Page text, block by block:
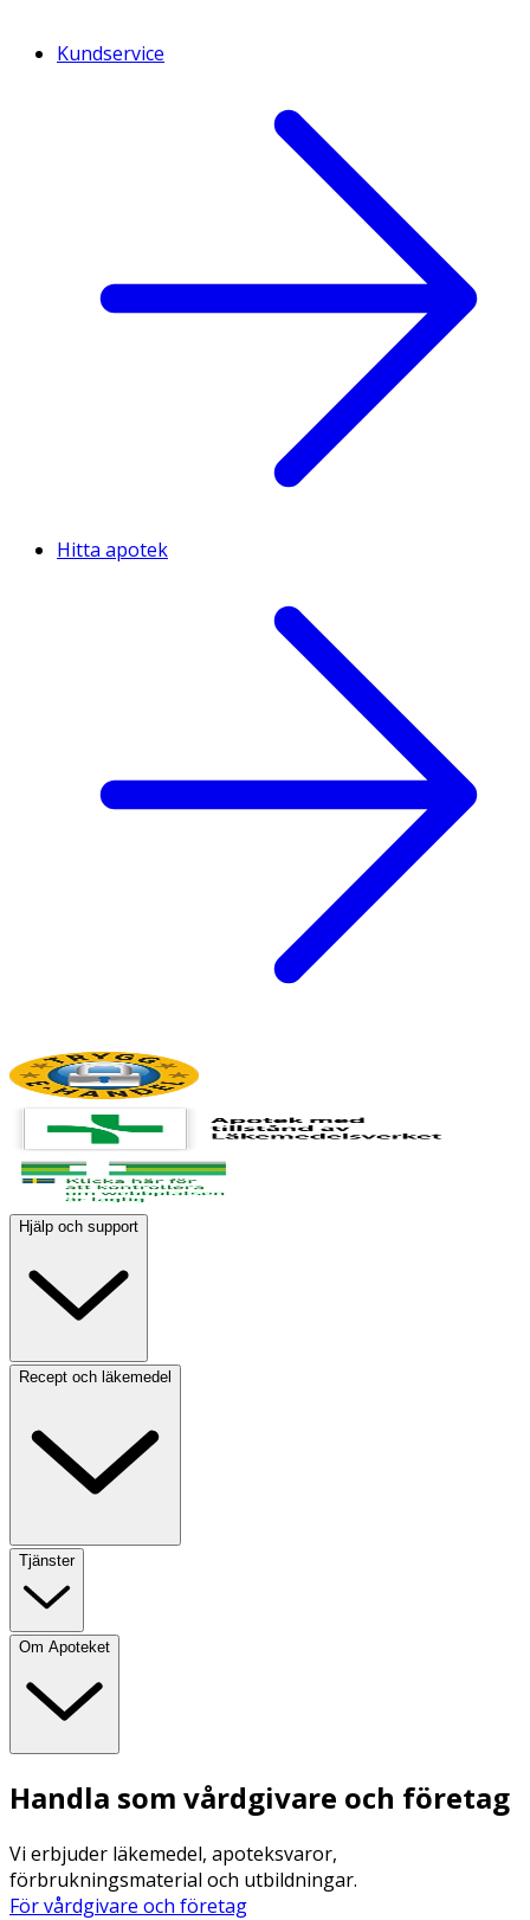
Kundservice
Hitta apotek
Hjälp och support
Recept och läkemedel
Tjänster
Om Apoteket
Handla som vårdgivare och företag
Vi erbjuder läkemedel, apoteksvaror,
förbrukningsmaterial och utbildningar.
För vårdgivare och företag